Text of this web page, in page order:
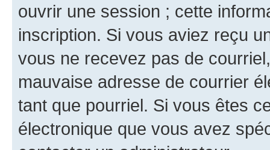
ouvrir une session ; cette
inscription. Si vous aviez reçu
vous ne recevez pas de
mauvaise adresse de courrier
tant que pourriel. Si vous êtes
électronique que vous avez